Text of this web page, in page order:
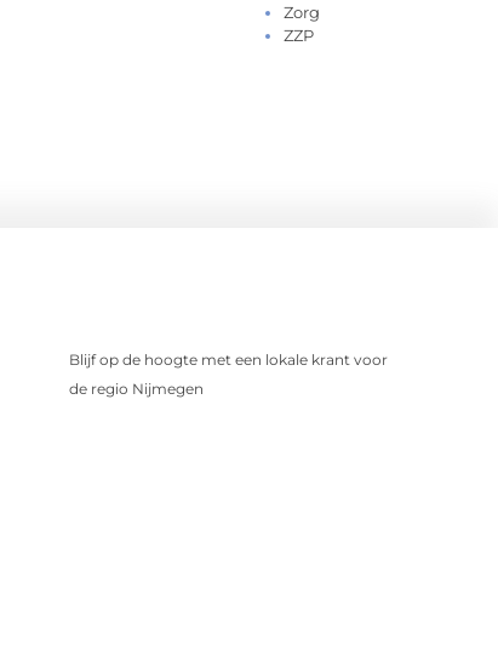
Zorg
ZZP
Blijf op de hoogte met een lokale krant voor
de regio Nijmegen